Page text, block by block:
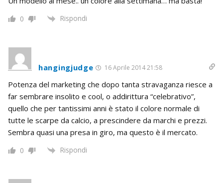
0 Rispondi
hangingjudge 16 Aprile 2014 21:58
Potenza del marketing che dopo tanta stravaganza riesce a
far sembrare insolito e cool, o addirittura “celebrativo”,
quello che per tantissimi anni è stato il colore normale di
tutte le scarpe da calcio, a prescindere da marchi e prezzi.
Sembra quasi una presa in giro, ma questo è il mercato.
0 Rispondi